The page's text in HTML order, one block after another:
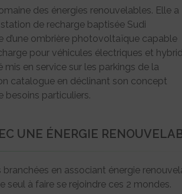
des énergies renouvelables. Elle a
de recharge baptisée Sudi
d’une ombrière photovoltaïque capable
pour véhicules électriques et
en service sur les parkings de la
catalogue en déclinant son concept
besoins particuliers.
UNE ÉNERGIE
en associant énergie
seul à faire se rejoindre ces 2 mondes.